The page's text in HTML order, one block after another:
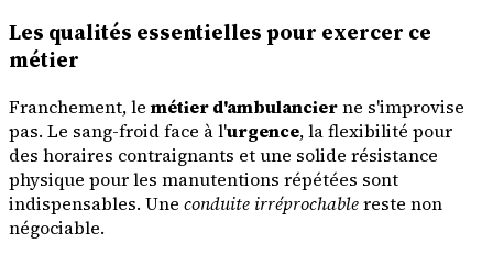
Les qualités essentielles pour exercer ce
métier
Franchement, le métier d'ambulancierne s'improvise
pas. Le sang-froid face à l'urgence, la flexibilité pour
des horaires contraignants et une solide résistance
physique pour les manutentions répétées sont
indispensables. Une conduite irréprochablereste non
négociable.